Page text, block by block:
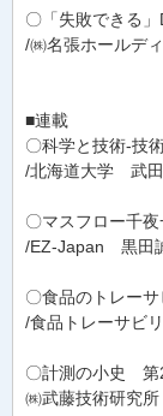
〇「失敗できる」
/㈱名張ホールデ
■連載
〇科学と技術-技
/北海道大学 武
〇マスフロー千
/EZ-Japan 黒田
〇食品のトレー
/食品トレーサビ
〇計測の小史 第
㈱武藤技術研究